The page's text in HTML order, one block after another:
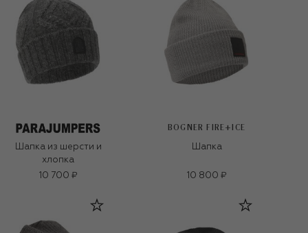
Шапка из шерсти и
хлопка
10 700 ₽
BOGNER FIRE+ICE
Шапка
10 800 ₽